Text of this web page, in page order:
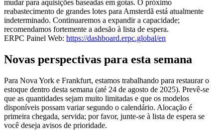
mudar para aquisições baseadas em gotas. O próximo
reabastecimento de grandes lotes para Amsterdã está atualmente
indeterminado. Continuaremos a expandir a capacidade;
recomendamos fortemente a adesão à lista de espera.
ERPC Painel Web: https://dashboard.erpc.global/en
Novas perspectivas para esta semana
Para Nova York e Frankfurt, estamos trabalhando para restaurar o
estoque dentro desta semana (até 24 de agosto de 2025). Prevê-se
que as quantidades sejam muito limitadas e que os modelos
disponíveis possam variar segundo o calendário. Alocação é
primeira chegada, servida; por favor, junte-se à lista de espera se
você deseja avisos de prioridade.